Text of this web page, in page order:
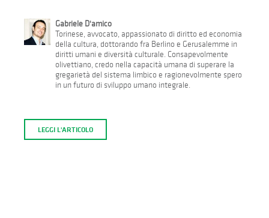
Gabriele D'amico
Torinese, avvocato, appassionato di diritto ed economia
della cultura, dottorando fra Berlino e Gerusalemme in
diritti umani e diversità culturale. Consapevolmente
olivettiano, credo nella capacità umana di superare la
gregarietà del sistema limbico e ragionevolmente spero
in un futuro di sviluppo umano integrale.
LEGGI L'ARTICOLO